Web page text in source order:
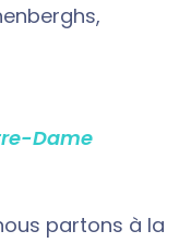
Dame
partons à la